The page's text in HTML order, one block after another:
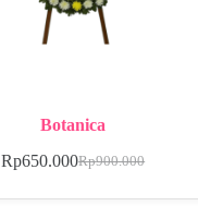
Botanica
Rp900.000
Rp650.000